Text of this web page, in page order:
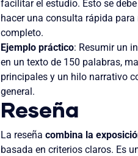
facilitar el estudio. Esto se
hacer una consulta rápida
completo.
Ejemplo práctico: Resumir un
en un texto de 150 palabras,
principales y un hilo narrativo
general.
Reseña
La reseña combina la
basada en criterios claros. Es